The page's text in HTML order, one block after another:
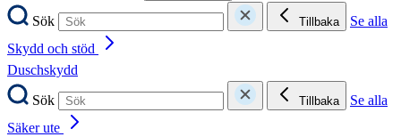
Sök Tillbaka
Se alla
Skydd och stöd
Duschskydd
Sök
Tillbaka
Se alla
Säker ute